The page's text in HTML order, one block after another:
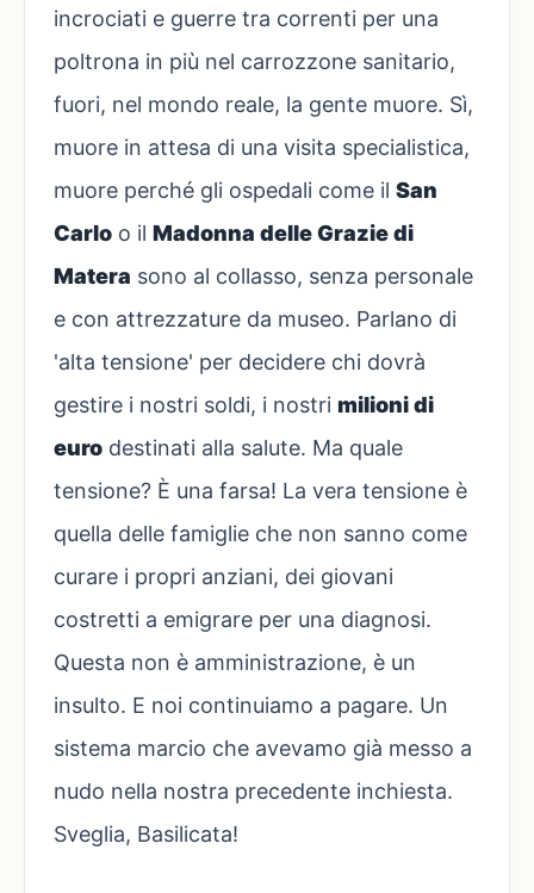
incrociati e guerre tra correnti per una
poltrona in più nel carrozzone sanitario,
fuori, nel mondo reale, la gente muore. Sì,
muore in attesa di una visita specialistica,
muore perché gli ospedali come il San
Carlo o il Madonna delle Grazie di
Matera sono al collasso, senza personale
e con attrezzature da museo. Parlano di
'alta tensione' per decidere chi dovrà
gestire i nostri soldi, i nostri milioni di
euro destinati alla salute. Ma quale
tensione? È una farsa! La vera tensione è
quella delle famiglie che non sanno come
curare i propri anziani, dei giovani
costretti a emigrare per una diagnosi.
Questa non è amministrazione, è un
insulto. E noi continuiamo a pagare. Un
sistema marcio che avevamo già messo a
nudo nella nostra precedente inchiesta.
Sveglia, Basilicata!